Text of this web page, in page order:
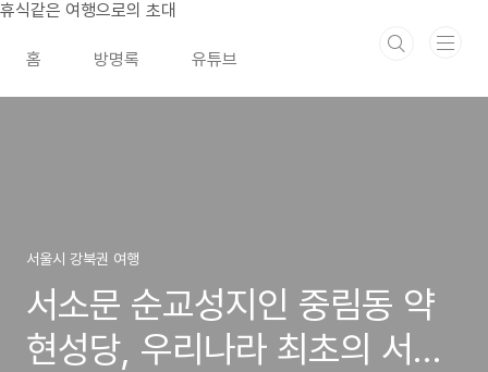
본문 바로가기
휴식같은 여행으로의 초대
홈 방명록 유튜브
서울시 강북권 여행
서소문 순교성지인 중림동 약
현성당, 우리나라 최초의 서양